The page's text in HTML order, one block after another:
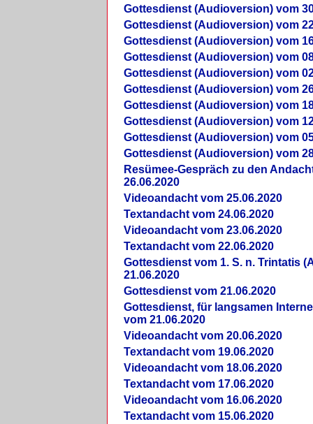
Gottesdienst (Audioversion) vom
Gottesdienst (Audioversion) vom
Gottesdienst (Audioversion) vom
Gottesdienst (Audioversion) vom
Gottesdienst (Audioversion) vom
Gottesdienst (Audioversion) vom
Gottesdienst (Audioversion) vom
Gottesdienst (Audioversion) vom
Gottesdienst (Audioversion) vom
Gottesdienst (Audioversion) vom
Re­sü­mee-Gespräch zu den
26.06.2020
Videoandacht vom 25.06.2020
Textandacht vom 24.06.2020
Videoandacht vom 23.06.2020
Textandacht vom 22.06.2020
Gottesdienst vom 1. S. n. Trintatis
21.06.2020
Gottesdienst vom 21.06.2020
Gottesdienst, für langsamen
vom 21.06.2020
Videoandacht vom 20.06.2020
Textandacht vom 19.06.2020
Videoandacht vom 18.06.2020
Textandacht vom 17.06.2020
Videoandacht vom 16.06.2020
Textandacht vom 15.06.2020